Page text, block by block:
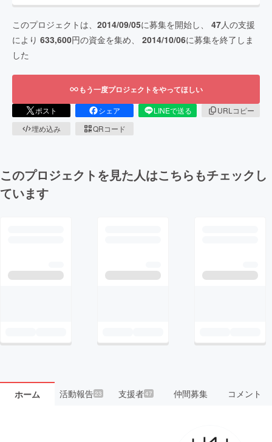
このプロジェクトは、 2014/09/05に募集を開始し、 47人の支援
により 633,600円の資金を集め、 2014/10/06に募集を終了しま
した
もう一度プロジェクトをやってほしい
ポスト シェア LINEで送る
URLコピー
埋め込み
QRコード
このプロジェクトを見た人はこちらもチェックし
ています
ホーム 活動報告23 支援者47 仲間募集 コメント